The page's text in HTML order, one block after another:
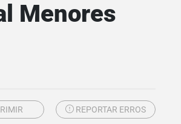
Menores
REPORTAR ERROS